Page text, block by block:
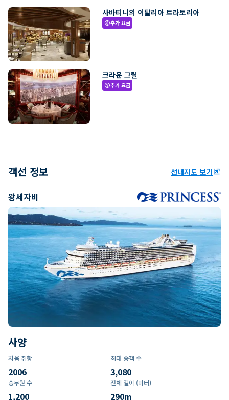
사바티니의 이탈리아 트라토리아
paid추가 요금
크라운 그릴
paid추가 요금
객선 정보 선내지도 보기ungroup
왕세자비
사양
처음 취항
2006
최대 승객 수
3,080
승무원 수
1,200
전체 길이 (미터)
290m